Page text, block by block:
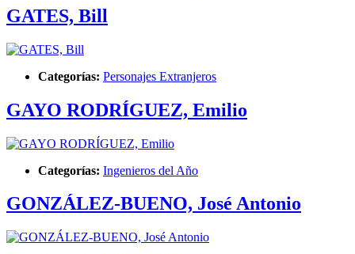
GATES, Bill
Categorías: Personajes Extranjeros
GAYO RODRÍGUEZ, Emilio
Categorías: Ingenieros del Año
GONZÁLEZ-BUENO, José Antonio